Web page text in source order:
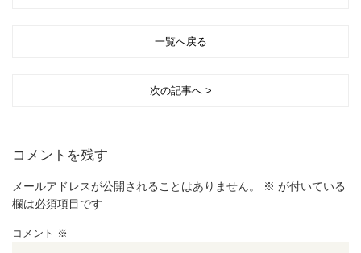
一覧へ戻る
次の記事へ >
コメントを残す
メールアドレスが公開されることはありません。 ※ が付いている
欄は必須項目です
コメント ※